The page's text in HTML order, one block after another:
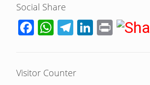
Social Share
Facebook
WhatsApp
Telegram
LinkedIn
Print
Visitor Counter